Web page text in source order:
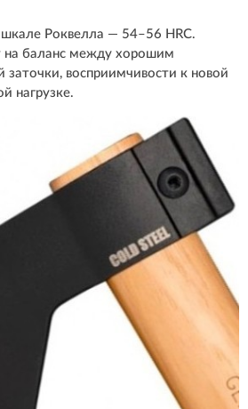
Роквелла — 54–56 HRC.
на баланс между хорошим
заточки, восприимчивости к новой
нагрузке.